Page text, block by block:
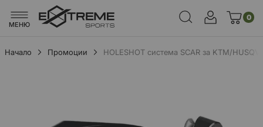
МЕНЮ
0
Начало Промоции
HOLESHOT система SCAR за KTM/